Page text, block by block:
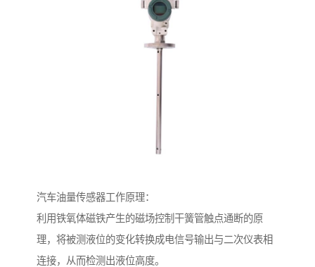
汽车油量传感器工作原理：
利用铁氧体磁铁产生的磁场控制干簧管触点通断的原
理，将被测液位的变化转换成电信号输出与二次仪表相
连接，从而检测出液位高度。